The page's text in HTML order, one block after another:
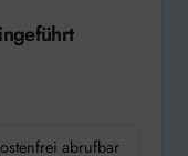
abrufbar